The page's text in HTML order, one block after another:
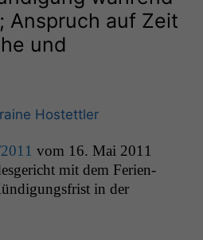
Anspruch auf Zeit
und
Hostettler
vom 16. Mai 2011
mit dem Ferien­
in der